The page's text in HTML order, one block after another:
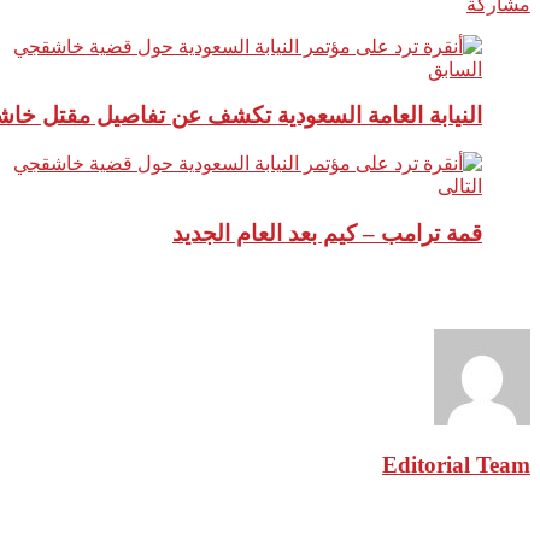
السابق
النيابة العامة السعودية تكشف عن تفاصيل مقتل
التالى
قمة ترامب – كيم بعد العام الجديد
Editorial Team